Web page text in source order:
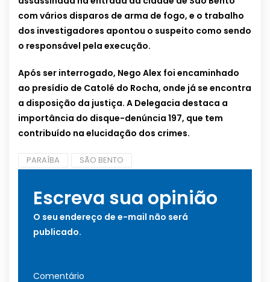
com vários disparos de arma de fogo, e o trabalho
dos investigadores apontou o suspeito como sendo
o responsável pela execução.
Após ser interrogado, Nego Alex foi encaminhado
ao presídio de Catolé do Rocha, onde já se encontra
a disposição da justiça. A Delegacia destaca a
importância do disque-denúncia 197, que tem
contribuído na elucidação dos crimes.
PARAÍBA SÃO BENTO
Escreva sua opinião
O seu endereço de e-mail não será
publicado.
Comentário